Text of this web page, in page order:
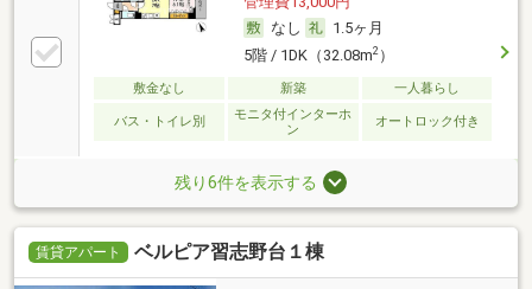
なし
1.5ヶ月
5階 / 1DK（32.08m2）
敷金なし 新築 一人暮らし
バス・トイレ別
モニタ付インターホ
ン
オートロック付き
残り6件を表示する
賃貸アパート ベルピア習志野台１棟